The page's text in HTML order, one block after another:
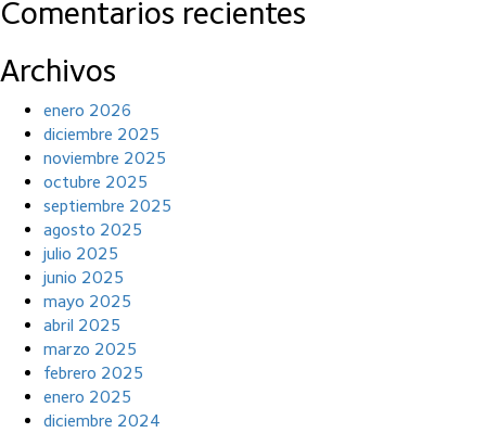
Comentarios recientes
Archivos
enero 2026
diciembre 2025
noviembre 2025
octubre 2025
septiembre 2025
agosto 2025
julio 2025
junio 2025
mayo 2025
abril 2025
marzo 2025
febrero 2025
enero 2025
diciembre 2024